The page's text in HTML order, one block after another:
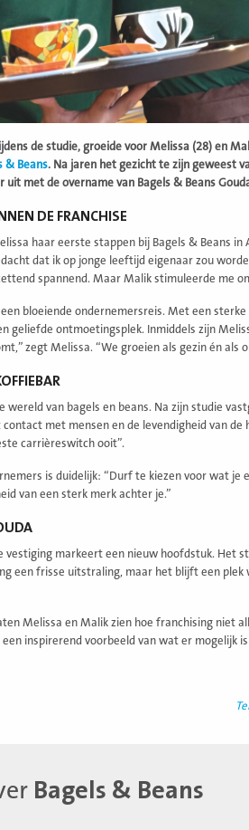
de studie, groeide voor Melissa (28) en
& Beans. Na jaren het gezicht te zijn geweest
uit met de overname van Bagels & Beans
DE FRANCHISE
haar eerste stappen bij Bagels & Beans
dat ik op jonge leeftijd eigenaar zou
spannend. Maar Malik stimuleerde me
bloeiende ondernemersreis. Met een
geliefde ontmoetingsplek. Inmiddels zijn
zegt Melissa. “We groeien als gezin én als
wereld van bagels en beans. Na zijn studie
met mensen en de levendigheid van
carrièreswitch ooit”.
is duidelijk: “Durf te kiezen voor wat
van een sterk merk achter je.”
vestiging markeert een nieuw hoofdstuk.
een frisse uitstraling, maar het blijft een
Melissa en Malik zien hoe franchising niet
inspirerend voorbeeld van wat er mogelijk
Bagels & Beans